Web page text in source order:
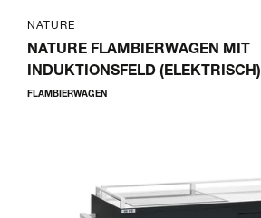
NATURE
NATURE FLAMBIERWAGEN MIT
INDUKTIONSFELD (ELEKTRISCH)
FLAMBIERWAGEN